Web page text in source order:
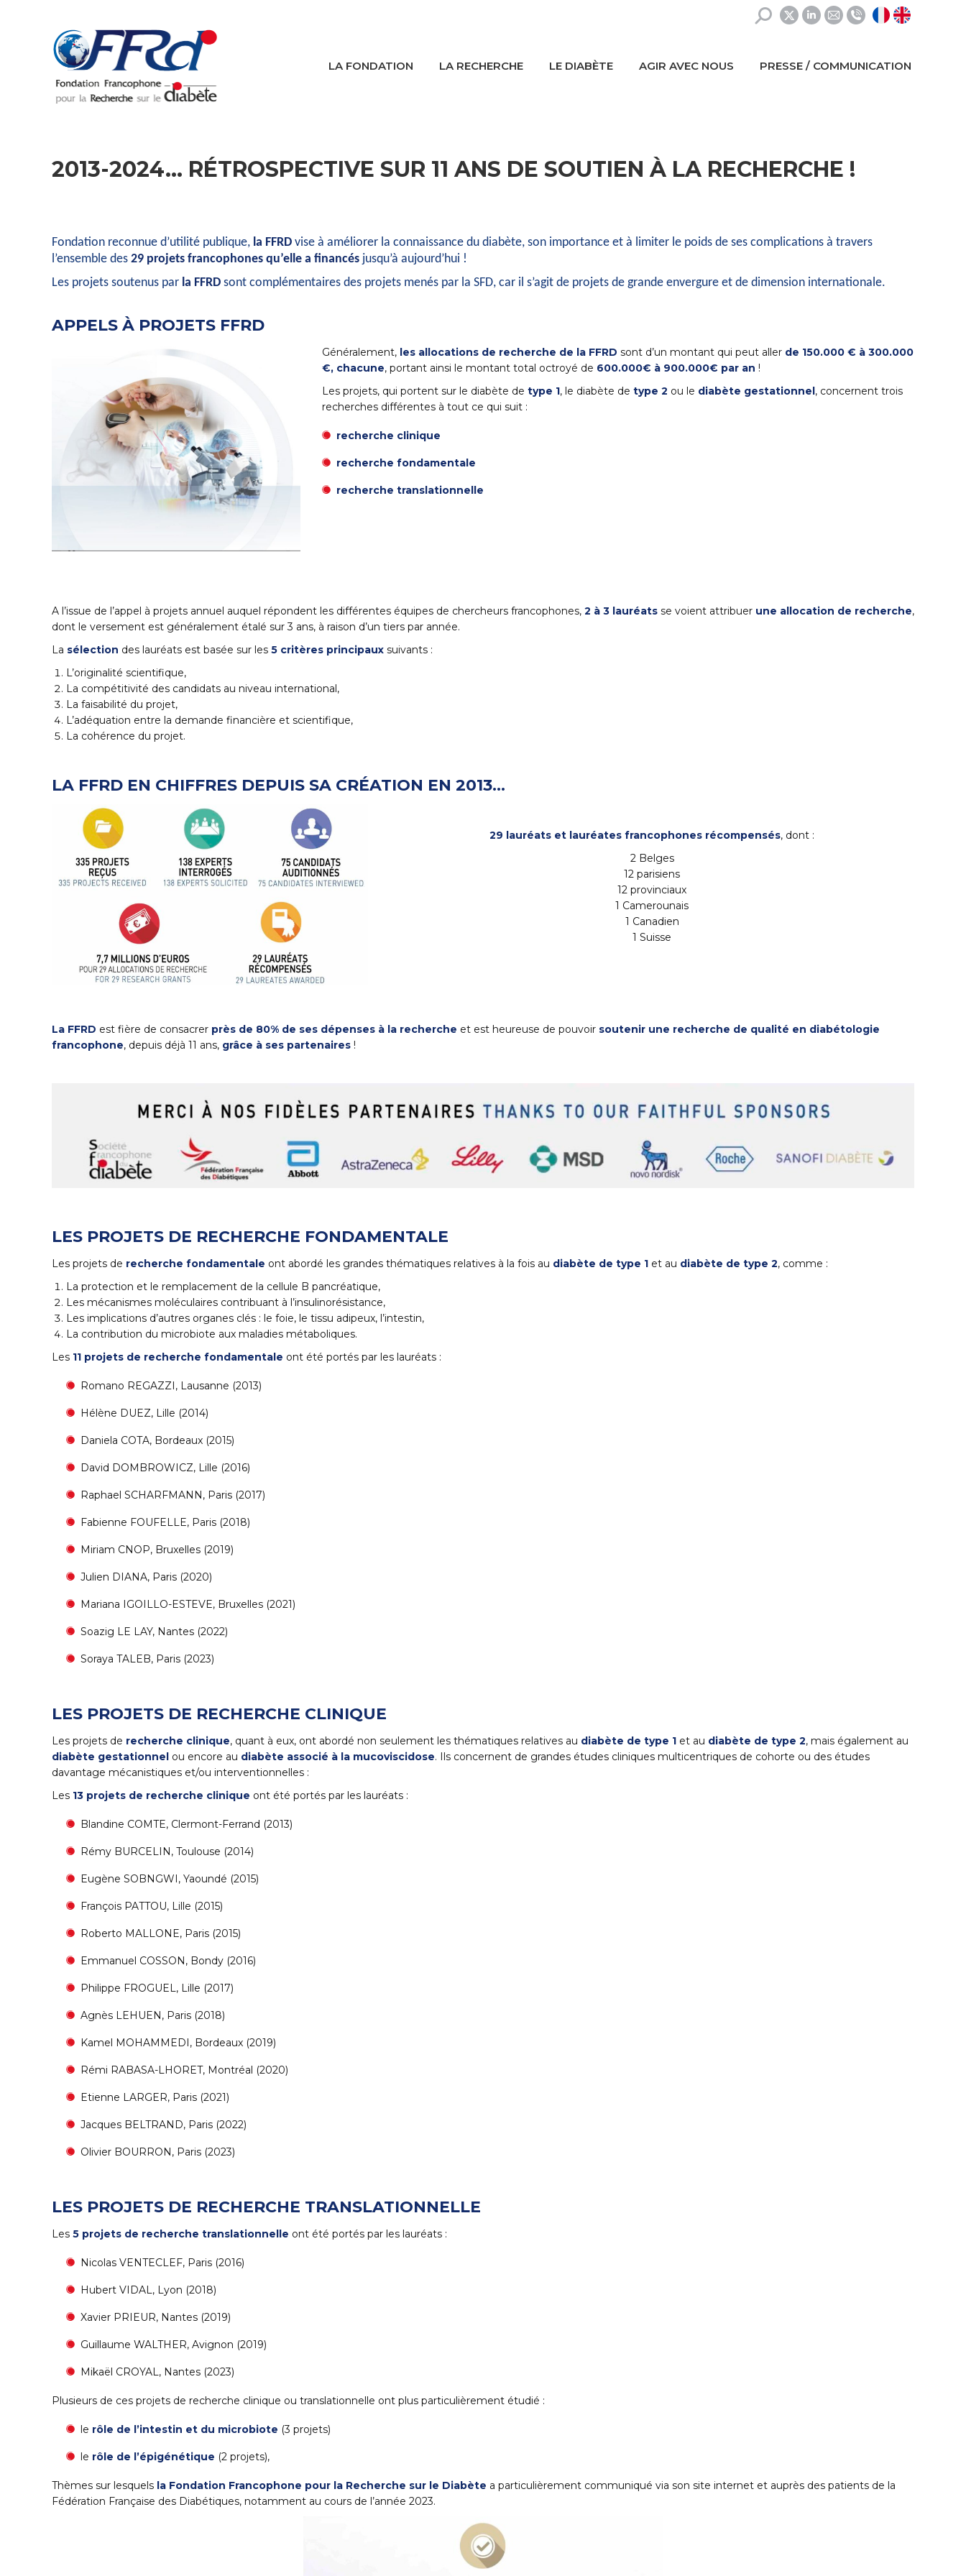
Recherche
La
X
La
LinkedIn
La
E-
fenêtre
LA FONDATION LA RECHERCHE LE DIABÈTE AGIR AVEC NOUS PRESSE / COMMUNICATION
2013-2024… RÉTROSPECTIVE SUR 11 ANS DE SOUTIEN À LA RECHERCHE !
Fondation reconnue d’utilité publique, la FFRD vise à améliorer la connaissance du diabète, son importance et à limiter le poids de ses complications à travers
l’ensemble des 29 projets francophones qu’elle a financés jusqu’à aujourd’hui !
Les projets soutenus par la FFRD sont complémentaires des projets menés par la SFD, car il s’agit de projets de grande envergure et de dimension internationale.
APPELS À PROJETS FFRD
Généralement, les allocations de recherche de la FFRD sont d’un montant qui peut aller de 150.000 € à 300.000
€, chacune, portant ainsi le montant total octroyé de 600.000€ à 900.000€ par an !
Les projets, qui portent sur le diabète de type 1, le diabète de type 2 ou le diabète gestationnel, concernent trois
recherches différentes à tout ce qui suit :
recherche clinique
recherche fondamentale
recherche translationnelle
A l’issue de l’appel à projets annuel auquel répondent les différentes équipes de chercheurs francophones, 2 à 3 lauréats se voient attribuer une allocation de recherche,
dont le versement est généralement étalé sur 3 ans, à raison d’un tiers par année.
La sélection des lauréats est basée sur les 5 critères principaux suivants :
L’originalité scientifique,
La compétitivité des candidats au niveau international,
La faisabilité du projet,
L’adéquation entre la demande financière et scientifique,
La cohérence du projet.
LA FFRD EN CHIFFRES DEPUIS SA CRÉATION EN 2013…
29 lauréats et lauréates francophones récompensés, dont :
2 Belges
12 parisiens
12 provinciaux
1 Camerounais
1 Canadien
1 Suisse
La FFRD est fière de consacrer près de 80% de ses dépenses à la recherche et est heureuse de pouvoir soutenir une recherche de qualité en diabétologie
francophone, depuis déjà 11 ans, grâce à ses partenaires !
LES PROJETS DE RECHERCHE FONDAMENTALE
Les projets de recherche fondamentale ont abordé les grandes thématiques relatives à la fois au diabète de type 1 et au diabète de type 2, comme :
La protection et le remplacement de la cellule B pancréatique,
Les mécanismes moléculaires contribuant à l’insulinorésistance,
Les implications d’autres organes clés : le foie, le tissu adipeux, l’intestin,
La contribution du microbiote aux maladies métaboliques.
Les 11 projets de recherche fondamentale ont été portés par les lauréats :
Romano REGAZZI, Lausanne (2013)
Hélène DUEZ, Lille (2014)
Daniela COTA, Bordeaux (2015)
David DOMBROWICZ, Lille (2016)
Raphael SCHARFMANN, Paris (2017)
Fabienne FOUFELLE, Paris (2018)
Miriam CNOP, Bruxelles (2019)
Julien DIANA, Paris (2020)
Mariana IGOILLO-ESTEVE, Bruxelles (2021)
Soazig LE LAY, Nantes (2022)
Soraya TALEB, Paris (2023)
LES PROJETS DE RECHERCHE CLINIQUE
Les projets de recherche clinique, quant à eux, ont abordé non seulement les thématiques relatives au diabète de type 1 et au diabète de type 2, mais également au
diabète gestationnel ou encore au diabète associé à la mucoviscidose. Ils concernent de grandes études cliniques multicentriques de cohorte ou des études
davantage mécanistiques et/ou interventionnelles :
Les 13 projets de recherche clinique ont été portés par les lauréats :
Blandine COMTE, Clermont-Ferrand (2013)
Rémy BURCELIN, Toulouse (2014)
Eugène SOBNGWI, Yaoundé (2015)
François PATTOU, Lille (2015)
Roberto MALLONE, Paris (2015)
Emmanuel COSSON, Bondy (2016)
Philippe FROGUEL, Lille (2017)
Agnès LEHUEN, Paris (2018)
Kamel MOHAMMEDI, Bordeaux (2019)
Rémi RABASA-LHORET, Montréal (2020)
Etienne LARGER, Paris (2021)
Jacques BELTRAND, Paris (2022)
Olivier BOURRON, Paris (2023)
LES PROJETS DE RECHERCHE TRANSLATIONNELLE
Les 5 projets de recherche translationnelle ont été portés par les lauréats :
Nicolas VENTECLEF, Paris (2016)
Hubert VIDAL, Lyon (2018)
Xavier PRIEUR, Nantes (2019)
Guillaume WALTHER, Avignon (2019)
Mikaël CROYAL, Nantes (2023)
Plusieurs de ces projets de recherche clinique ou translationnelle ont plus particulièrement étudié :
le rôle de l’intestin et du microbiote (3 projets)
le rôle de l’épigénétique (2 projets),
Thèmes sur lesquels la Fondation Francophone pour la Recherche sur le Diabète a particulièrement communiqué via son site internet et auprès des patients de la
Fédération Française des Diabétiques, notamment au cours de l’année 2023.